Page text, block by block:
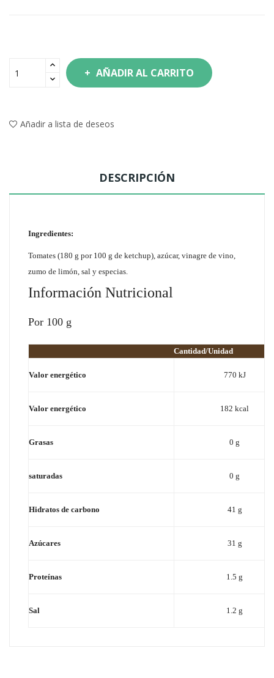
AÑADIR AL CARRITO
Añadir a lista de deseos
DESCRIPCIÓN
Ingredientes:
Tomates (180 g por 100 g de ketchup), azúcar, vinagre de vino,
zumo de limón, sal y especias.
Información Nutricional
Por 100 g
Cantidad/Unidad
Valor energético 770 kJ
Valor energético 182 kcal
Grasas 0 g
saturadas 0 g
Hidratos de carbono 41 g
Azúcares 31 g
Proteínas 1.5 g
Sal 1.2 g